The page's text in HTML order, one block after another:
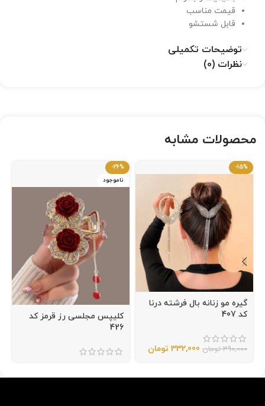
قیمت مناسب
قابل شستشو
توضیحات تکمیلی
نظرات (0)
محصولات مشابه
-15%
گیره مو زنانه بال فرشته درنا
کد 407
390,000 تومان 332,000 تومان
-26%
ناموجود
کلیپس مجلسی رز قرمز کد
426